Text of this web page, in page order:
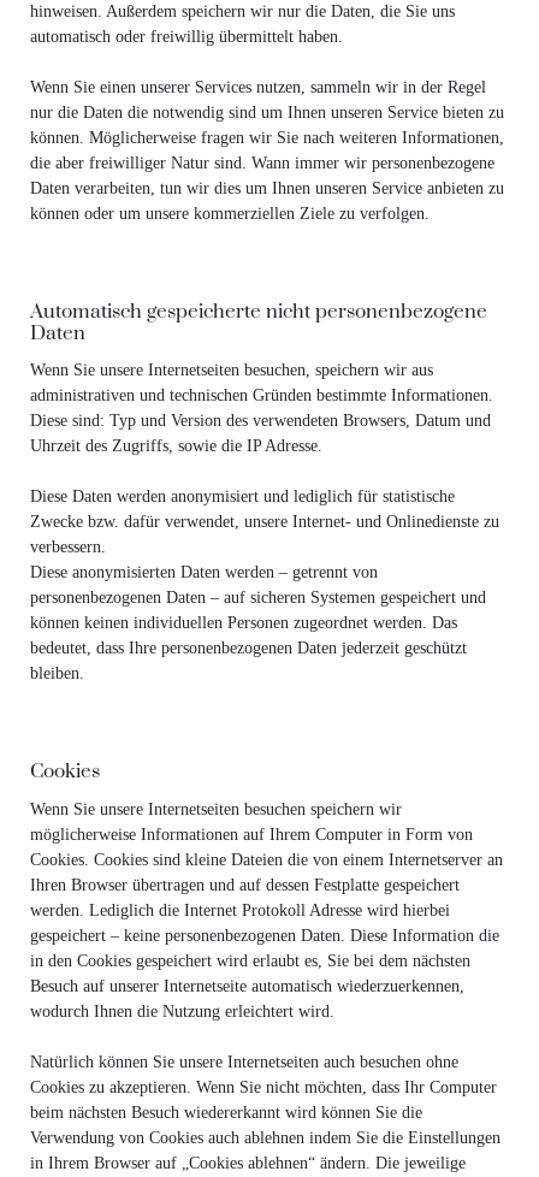
hinweisen. Außerdem speichern wir nur die Daten, die Sie uns
automatisch oder freiwillig übermittelt haben.
Wenn Sie einen unserer Services nutzen, sammeln wir in der Regel
nur die Daten die notwendig sind um Ihnen unseren Service bieten zu
können. Möglicherweise fragen wir Sie nach weiteren Informationen,
die aber freiwilliger Natur sind. Wann immer wir personenbezogene
Daten verarbeiten, tun wir dies um Ihnen unseren Service anbieten zu
können oder um unsere kommerziellen Ziele zu verfolgen.
Automatisch gespeicherte nicht personenbezogene
Daten
Wenn Sie unsere Internetseiten besuchen, speichern wir aus
administrativen und technischen Gründen bestimmte Informationen.
Diese sind: Typ und Version des verwendeten Browsers, Datum und
Uhrzeit des Zugriffs, sowie die IP Adresse.
Diese Daten werden anonymisiert und lediglich für statistische
Zwecke bzw. dafür verwendet, unsere Internet- und Onlinedienste zu
verbessern.
Diese anonymisierten Daten werden – getrennt von
personenbezogenen Daten – auf sicheren Systemen gespeichert und
können keinen individuellen Personen zugeordnet werden. Das
bedeutet, dass Ihre personenbezogenen Daten jederzeit geschützt
bleiben.
Cookies
Wenn Sie unsere Internetseiten besuchen speichern wir
möglicherweise Informationen auf Ihrem Computer in Form von
Cookies. Cookies sind kleine Dateien die von einem Internetserver an
Ihren Browser übertragen und auf dessen Festplatte gespeichert
werden. Lediglich die Internet Protokoll Adresse wird hierbei
gespeichert – keine personenbezogenen Daten. Diese Information die
in den Cookies gespeichert wird erlaubt es, Sie bei dem nächsten
Besuch auf unserer Internetseite automatisch wiederzuerkennen,
wodurch Ihnen die Nutzung erleichtert wird.
Natürlich können Sie unsere Internetseiten auch besuchen ohne
Cookies zu akzeptieren. Wenn Sie nicht möchten, dass Ihr Computer
beim nächsten Besuch wiedererkannt wird können Sie die
Verwendung von Cookies auch ablehnen indem Sie die Einstellungen
in Ihrem Browser auf „Cookies ablehnen“ ändern. Die jeweilige